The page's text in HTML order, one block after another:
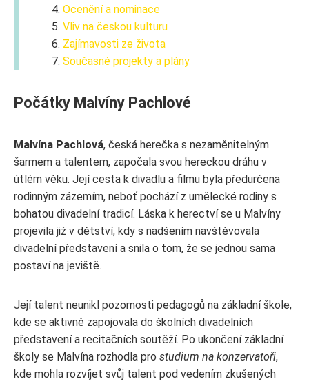
Ocenění a nominace
Vliv na českou kulturu
Zajímavosti ze života
Současné projekty a plány
Počátky Malvíny Pachlové
Malvína Pachlová, česká herečka s nezaměnitelným
šarmem a talentem, započala svou hereckou dráhu v
útlém věku. Její cesta k divadlu a filmu byla předurčena
rodinným zázemím, neboť pochází z umělecké rodiny s
bohatou divadelní tradicí. Láska k herectví se u Malvíny
projevila již v dětství, kdy s nadšením navštěvovala
divadelní představení a snila o tom, že se jednou sama
postaví na jeviště.
Její talent neunikl pozornosti pedagogů na základní škole,
kde se aktivně zapojovala do školních divadelních
představení a recitačních soutěží. Po ukončení základní
školy se Malvína rozhodla pro studium na konzervatoři,
kde mohla rozvíjet svůj talent pod vedením zkušených